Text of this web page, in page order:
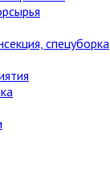
спецуборка